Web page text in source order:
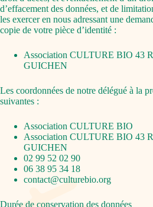
d’effacement des données, et de
les exercer en nous adressant une
copie de votre pièce d’identité :
Association CULTURE BIO 43
GUICHEN
Les coordonnées de notre délégué à la
suivantes :
Association CULTURE BIO
Association CULTURE BIO 43
GUICHEN
02 99 52 02 90
06 38 95 34 18
contact@culturebio.org
Durée de conservation des données